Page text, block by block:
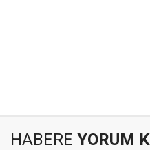
HABERE YORUM